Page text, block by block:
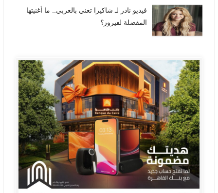
فيديو نادر لـ شاكيرا تغني بالعربي.. ما أغنيتها
المفضلة لفيروز؟